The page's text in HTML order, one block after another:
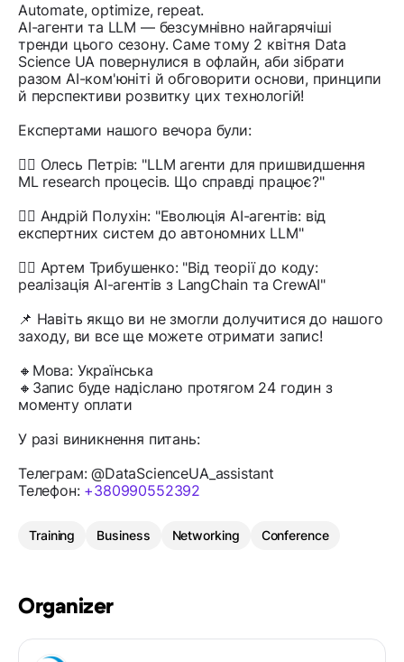
Automate, optimize, repeat.
АІ-агенти та LLM — безсумнівно найгарячіші
тренди цього сезону. Саме тому 2 квітня Data
Science UA повернулися в офлайн, аби зібрати
разом АІ-ком'юніті й обговорити основи, принципи
й перспективи розвитку цих технологій!
Експертами нашого вечора були:
👉🏻 Олесь Петрів: "LLM агенти для пришвидшення
ML research процесів. Що справді працює?"
👉🏻 Андрій Полухін: "Еволюція АІ-агентів: від
експертних систем до автономних LLM"
👉🏻 Артем Трибушенко: "Від теорії до коду:
реалізація АІ-агентів з LangChain та CrewAI"
📌 Навіть якщо ви не змогли долучитися до нашого
заходу, ви все ще можете отримати запис!
🔸Мова: Українська
🔸Запис буде надіслано протягом 24 годин з
моменту оплати
У разі виникнення питань:
Телеграм: @DataScienceUA_assistant
Телефон: +380990552392
Training Business Networking Conference
Organizer